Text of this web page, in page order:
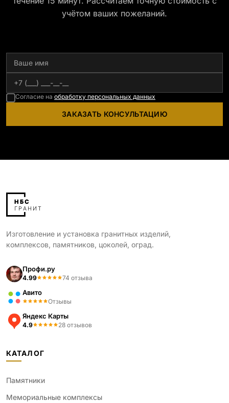
учётом ваших пожеланий.
Согласие на обработку персональных данных
ЗАКАЗАТЬ КОНСУЛЬТАЦИЮ
Изготовление и установка гранитных изделий,
комплексов, памятников, цоколей, оград.
Профи.ру
4.99 74 отзыва
Авито
Отзывы
Яндекс Карты
4.9 28 отзывов
КАТАЛОГ
Памятники
Мемориальные комплексы